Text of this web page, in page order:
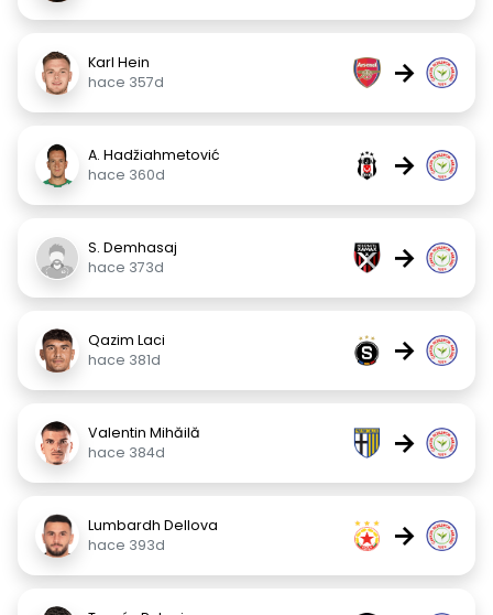
Karl Hein
hace 357d
→
A. Hadžiahmetović
hace 360d
→
S. Demhasaj
hace 373d
→
Qazim Laci
hace 381d
→
Valentin Mihăilă
hace 384d
→
Lumbardh Dellova
hace 393d
→